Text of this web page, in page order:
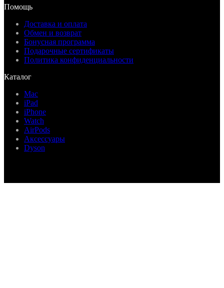
Помощь
Доставка и оплата
Обмен и возврат
Бонусная программа
Подарочные сертификаты
Политика конфиденциальности
Каталог
Mac
iPad
iPhone
Watch
AirPods
Аксессуары
Dyson